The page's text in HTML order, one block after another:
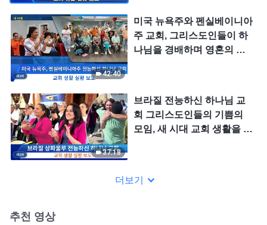
42:40
미국 뉴욕주와 펜실베이니아
주 교회, 그리스도인들이 하
나님을 경배하며 영혼의 자
37:18
브라질 전능하신 하나님 교
회 그리스도인들의 기쁨의
모임, 새 시대 교회 생활을 누
더보기
추천 영상